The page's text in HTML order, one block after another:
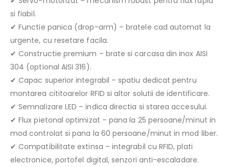
si fiabil.
✔ Functie panica (drop-arm) – bratele cad automat la
urgente, cu resetare facila.
✔ Constructie premium – brate si carcasa din inox AISI
304 (optional AISI 316).
✔ Capac superior integrabil – spatiu dedicat pentru
montarea cititoarelor RFID si altor solutii de identificare.
✔ Semnalizare LED – indica directia si starea accesului.
✔ Flux pietonal optimizat – pana la 25 persoane/minut in
mod controlat si pana la 60 persoane/minut in mod liber.
✔ Compatibilitate extinsa – integrabil cu RFID, plati
electronice, portofel digital, senzori anti-escaladare.